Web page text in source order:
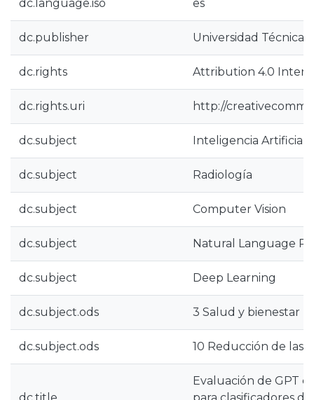
dc.language.iso es
dc.publisher Universidad Técnica
dc.rights Attribution 4.0
dc.rights.uri http://
dc.subject Inteligencia Artificial
dc.subject Radiología
dc.subject Computer Vision
dc.subject Natural Language
dc.subject Deep Learning
dc.subject.ods 3 Salud y bienestar
dc.subject.ods 10 Reducción de las
Evaluación de GPT